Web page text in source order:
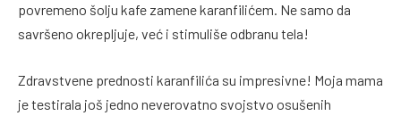
povremeno šolju kafe zamene karanfilićem. Ne samo da
savršeno okrepljuje, već i stimuliše odbranu tela!
Zdravstvene prednosti karanfilića su impresivne! Moja mama
je testirala još jedno neverovatno svojstvo osušenih